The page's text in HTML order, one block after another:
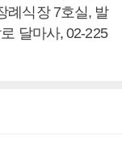
례식장 7호실, 발
달마사, 02-225